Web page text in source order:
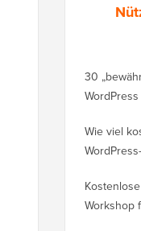
30
Wie viel
Workshop